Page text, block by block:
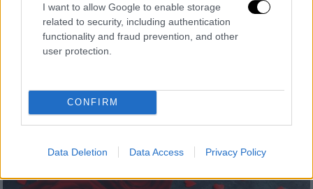
I want to allow Google to enable storage
related to security, including authentication
functionality and fraud prevention, and other
user protection.
CONFIRM
Data Deletion Data Access Privacy Policy
Γιατί την ημέρα του Αγίου Βαλεντίνου
στέλνουμε κάρτες; Η ιστορία του εθίμου
της σημερινής γιορτής